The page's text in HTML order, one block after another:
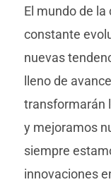
El mundo de
constante
nuevas
lleno de
transformarán
y mejoramos
siempre
innovaciones